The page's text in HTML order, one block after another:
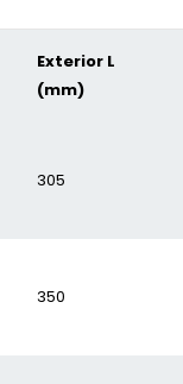
Exterior L
(mm)
305
350